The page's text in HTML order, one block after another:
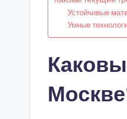
Устойчивые
Умные